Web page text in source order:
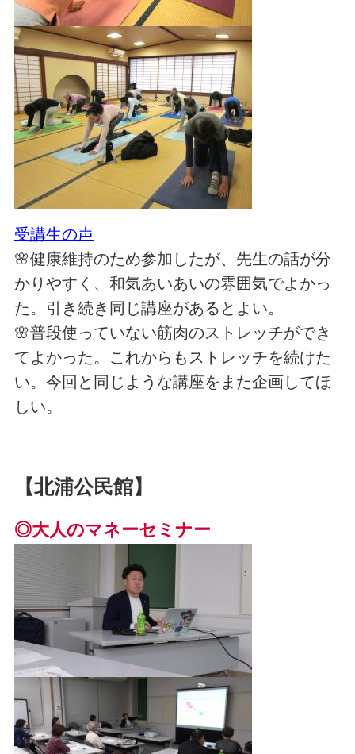
受講生の声
🌸健康維持のため参加したが、先生の話が分
かりやすく、和気あいあいの雰囲気でよかっ
た。引き続き同じ講座があるとよい。
🌸普段使っていない筋肉のストレッチができ
てよかった。これからもストレッチを続けた
い。今回と同じような講座をまた企画してほ
しい。
【北浦公民館】
◎大人のマネーセミナー